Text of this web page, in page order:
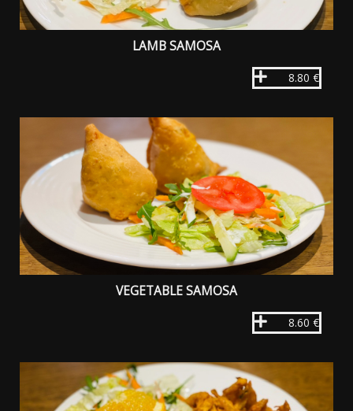
LAMB SAMOSA
8.80 €
VEGETABLE SAMOSA
8.60 €